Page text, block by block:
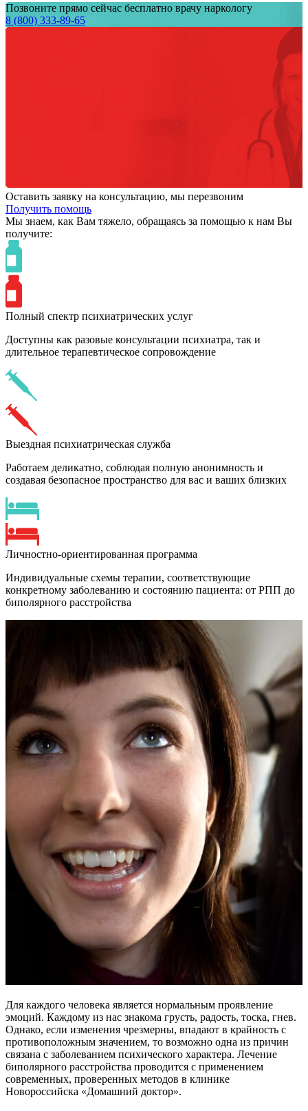
Позвоните прямо сейчас бесплатно врачу наркологу
8 (800) 333-89-65
Оставить заявку на консультацию, мы перезвоним
Получить помощь
Мы знаем, как Вам тяжело, обращаясь за помощью к нам Вы
получите:
Полный спектр психиатрических услуг
Доступны как разовые консультации психиатра, так и
длительное терапевтическое сопровождение
Выездная психиатрическая служба
Работаем деликатно, соблюдая полную анонимность и
создавая безопасное пространство для вас и ваших близких
Личностно-ориентированная программа
Индивидуальные схемы терапии, соответствующие
конкретному заболеванию и состоянию пациента: от РПП до
биполярного расстройства
Для каждого человека является нормальным проявление
эмоций. Каждому из нас знакома грусть, радость, тоска, гнев.
Однако, если изменения чрезмерны, впадают в крайность с
противоположным значением, то возможно одна из причин
связана с заболеванием психического характера. Лечение
биполярного расстройства проводится с применением
современных, проверенных методов в клинике
Новороссийска «Домашний доктор».